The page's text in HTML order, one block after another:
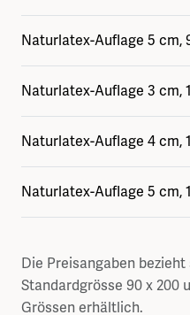
Naturlatex-Auflage 5 cm,
Naturlatex-Auflage 3 cm,
Naturlatex-Auflage 4 cm,
Naturlatex-Auflage 5 cm,
Die Preisangaben
Standardgrösse 90 x 200
Grössen erhältlich.